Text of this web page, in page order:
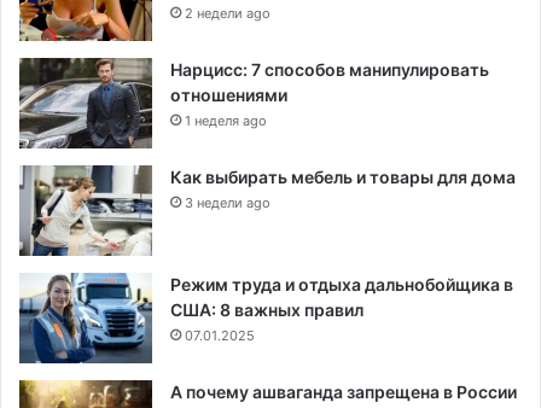
2 недели ago
Нарцисс: 7 способов манипулировать
отношениями
1 неделя ago
Как выбирать мебель и товары для дома
3 недели ago
Режим труда и отдыха дальнобойщика в
США: 8 важных правил
07.01.2025
А почему ашваганда запрещена в России